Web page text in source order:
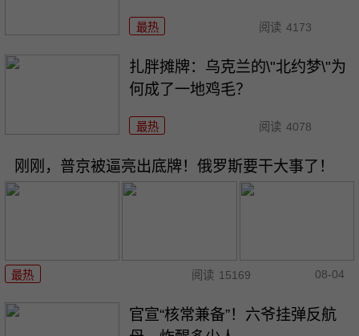
最热 阅读 4173
扎胖摊牌：乌克兰的\"北约梦\"为
何成了一地鸡毛？
最热 阅读 4078
刚刚，普京被逼亮出底牌！俄罗斯要干大事了！
最热 阅读 15169 08-04
官宣“核常兼备”！六爷挂弹反航